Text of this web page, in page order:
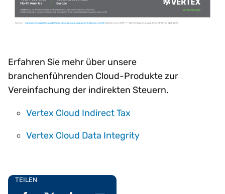
Erfahren Sie mehr über unsere
branchenführenden Cloud-Produkte zur
Vereinfachung der indirekten Steuern.
Vertex Cloud Indirect Tax
Vertex Cloud Data Integrity
TEILEN